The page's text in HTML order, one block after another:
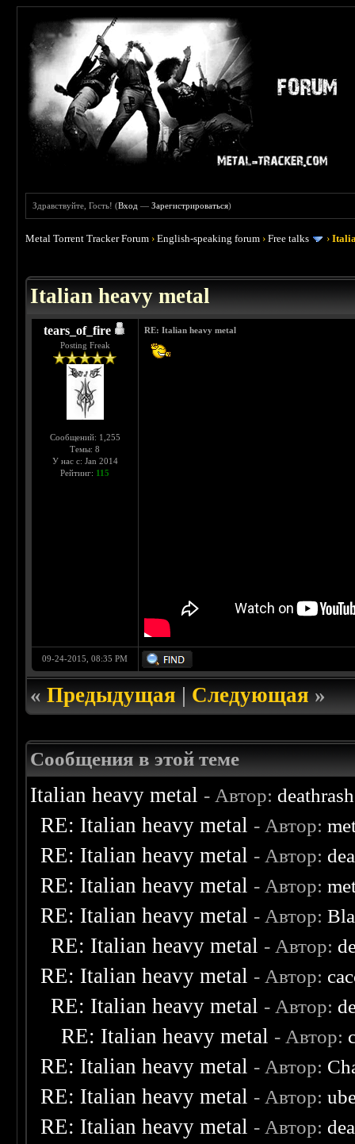
Здравствуйте, Гость! (Вход —Зарегистрироваться)
Metal Torrent Tracker Forum ›English-speaking forum ›Free talks ›
Italian heavy metal
tears_of_fire
Posting Freak
Сообщений: 1,255
Темы: 8
У нас с: Jan 2014
Рейтинг: 115
RE: Italian heavy metal
09-24-2015, 08:35 PM
«Предыдущая|Следующая»
Сообщения в этой теме
Italian heavy metal - Автор:
RE: Italian heavy metal - Автор:
RE: Italian heavy metal - Автор:
RE: Italian heavy metal - Автор:
RE: Italian heavy metal - Автор:
RE: Italian heavy metal - Автор:
RE: Italian heavy metal - Автор:
RE: Italian heavy metal - Автор:
RE: Italian heavy metal - Автор:
RE: Italian heavy metal - Автор:
RE: Italian heavy metal - Автор:
RE: Italian heavy metal - Автор: